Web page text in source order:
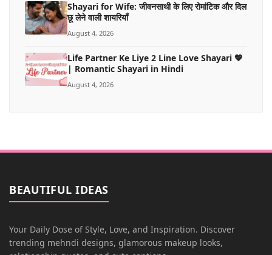
Shayari for Wife: जीवनसाथी के लिए रोमांटिक और दिल
छू लेने वाली शायरियाँ
August 4, 2026
Life Partner Ke Liye 2 Line Love Shayari 💖
| Romantic Shayari in Hindi
August 4, 2026
BEAUTIFUL IDEAS
Your Daily Dose of Style, Love, and Inspiration. Discover
trending mehndi designs, glamorous makeup looks,